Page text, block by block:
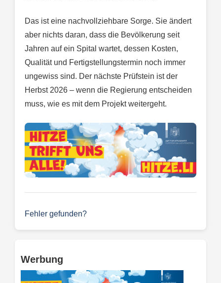
Das ist eine nachvollziehbare Sorge. Sie ändert
aber nichts daran, dass die Bevölkerung seit
Jahren auf ein Spital wartet, dessen Kosten,
Qualität und Fertigstellungstermin noch immer
ungewiss sind. Der nächste Prüfstein ist der
Herbst 2026 – wenn die Regierung entscheiden
muss, wie es mit dem Projekt weitergeht.
Fehler gefunden?
Werbung